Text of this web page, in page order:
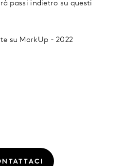
passi indietro su questi
su MarkUp - 2022